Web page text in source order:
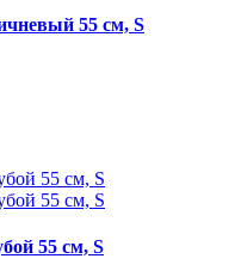
55 см, S
55 см, S